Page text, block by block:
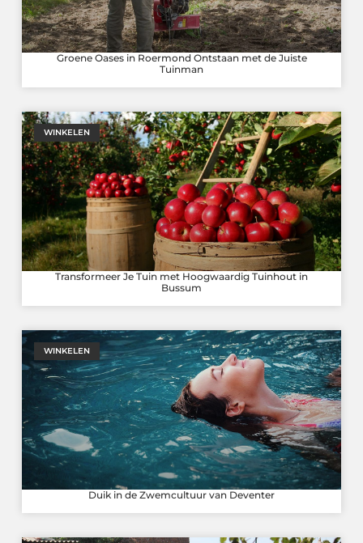
Groene Oases in Roermond Ontstaan met de Juiste
Tuinman
WINKELEN
Transformeer Je Tuin met Hoogwaardig Tuinhout in
Bussum
WINKELEN
Duik in de Zwemcultuur van Deventer